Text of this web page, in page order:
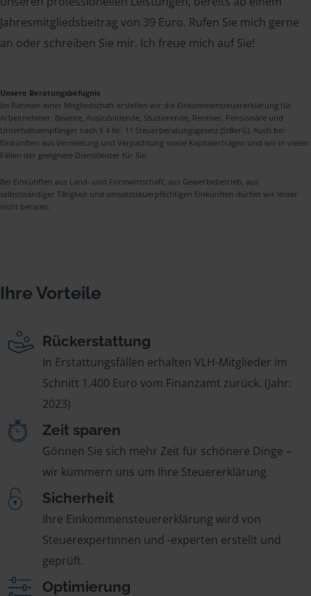
Jahresmitgliedsbeitrag von 39 Euro. Rufen Sie mich gerne
an oder schreiben Sie mir. Ich freue mich auf Sie!
Unsere Beratungsbefugnis
Im Rahmen einer Mitgliedschaft erstellen wir die Einkommensteuererklärung für
Arbeitnehmer, Beamte, Auszubildende, Studierende, Rentner, Pensionäre und
Unterhaltsempfänger nach § 4 Nr. 11 Steuerberatungsgesetz (StBerG). Auch bei
Einkünften aus Vermietung und Verpachtung sowie Kapitalerträgen sind wir in vielen
Fällen der geeignete Dienstleister für Sie.
Bei Einkünften aus Land- und Forstwirtschaft, aus Gewerbebetrieb, aus
selbstständiger Tätigkeit und umsatzsteuerpflichtigen Einkünften dürfen wir leider
nicht beraten.
Ihre Vorteile
Rückerstattung
In Erstattungsfällen erhalten VLH-Mitglieder im
Schnitt 1.400 Euro vom Finanzamt zurück. (Jahr:
2023)
Zeit sparen
Gönnen Sie sich mehr Zeit für schönere Dinge –
wir kümmern uns um Ihre Steuererklärung.
Sicherheit
Ihre Einkommensteuererklärung wird von
Steuerexpertinnen und -experten erstellt und
geprüft.
Optimierung